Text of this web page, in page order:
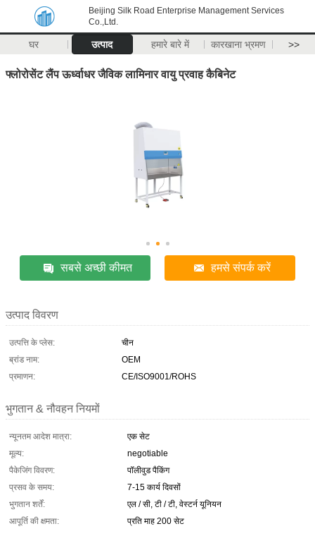
Beijing Silk Road Enterprise Management Services
Co.,Ltd.
घर उत्पाद हमारे बारे में कारखाना भ्रमण >>
फ्लोरोसेंट लैंप ऊर्ध्वाधर जैविक लामिनार वायु प्रवाह कैबिनेट
सबसे अच्छी कीमत हमसे संपर्क करें
उत्पाद विवरण
उत्पत्ति के प्लेस:
चीन
ब्रांड नाम:
OEM
प्रमाणन:
CE/ISO9001/ROHS
भुगतान & नौवहन नियमों
न्यूनतम आदेश मात्रा:
एक सेट
मूल्य:
negotiable
पैकेजिंग विवरण:
पॉलीवुड पैकिंग
प्रसव के समय:
7-15 कार्य दिवसों
भुगतान शर्तें:
एल / सी, टी / टी, वेस्टर्न यूनियन
आपूर्ति की क्षमता:
प्रति माह 200 सेट